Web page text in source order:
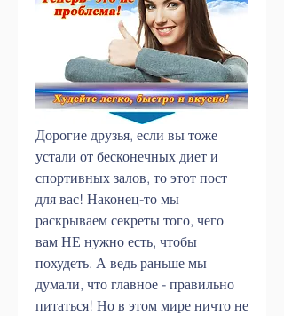
Дорогие друзья, если вы тоже
устали от бесконечных диет и
спортивных залов, то этот пост
для вас! Наконец-то мы
раскрываем секреты того, чего
вам НЕ нужно есть, чтобы
похудеть. А ведь раньше мы
думали, что главное - правильно
питаться! Но в этом мире ничто не